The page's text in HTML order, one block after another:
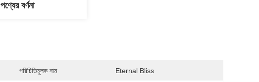
পণ্যের বর্ণনা
পরিচিতিমুলক নাম Eternal Bliss